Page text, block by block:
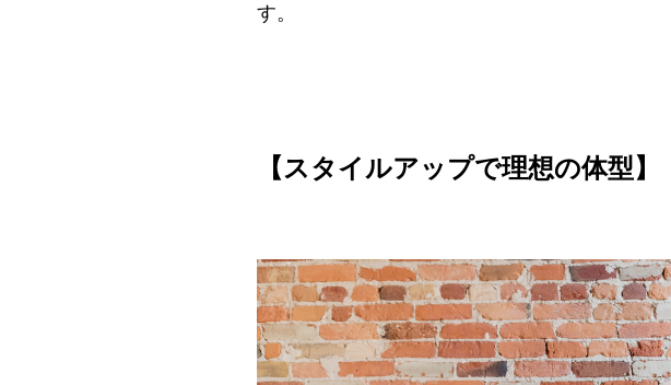
す。
【スタイルアップで理想の体型】